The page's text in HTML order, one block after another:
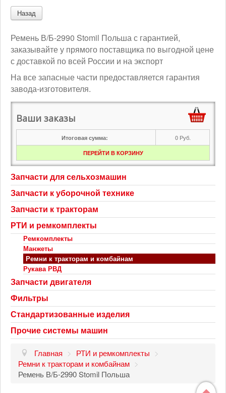
Ремень В/Б-2990 Stomil Польша с гарантией,
заказывайте у прямого поставщика по выгодной цене
с доставкой по всей России и на экспорт
На все запасные части предоставляется гарантия
завода-изготовителя.
Ваши заказы
Итоговая сумма: 0 Руб.
ПЕРЕЙТИ В КОРЗИНУ
Запчасти для сельхозмашин
Запчасти к уборочной технике
Запчасти к тракторам
РТИ и ремкомплекты
Ремкомплекты
Манжеты
Ремни к тракторам и комбайнам
Рукава РВД
Запчасти двигателя
Фильтры
Стандартизованные изделия
Прочие системы машин
Главная > РТИ и ремкомплекты >
Ремни к тракторам и комбайнам >
Ремень В/Б-2990 Stomil Польша